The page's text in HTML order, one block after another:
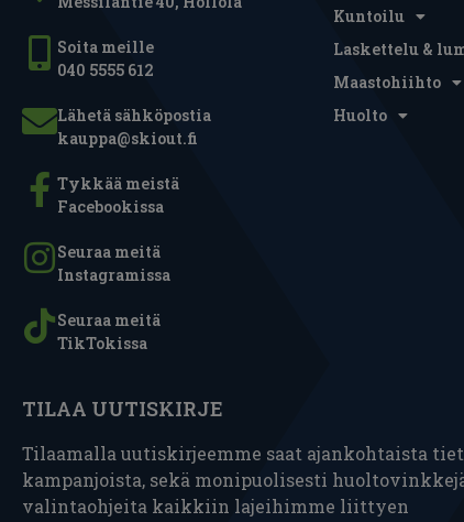
Soita meille
040 5555 612
Lähetä sähköpostia
kauppa@skiout.fi
Tykkää meistä
Facebookissa
Seuraa meitä
Instagramissa
Seuraa meitä
TikTokissa
Kuntoilu
Laskettelu &
Maastohiihto
Huolto
TILAA UUTISKIRJE
Tilaamalla uutiskirjeemme saat ajankohtaista
kampanjoista, sekä monipuolisesti
valintaohjeita kaikkiin lajeihimme liittyen